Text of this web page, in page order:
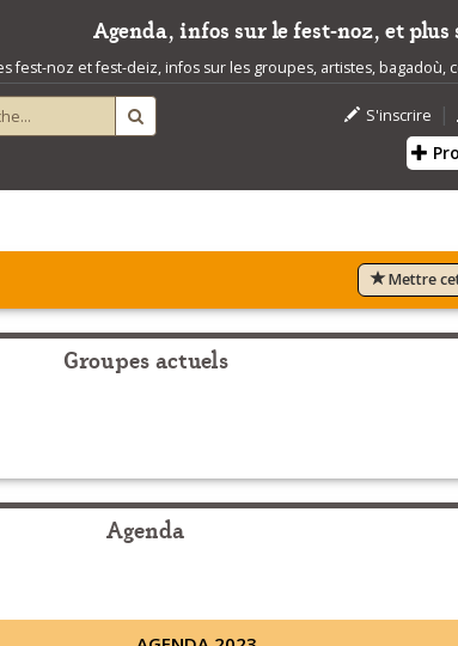
Agenda, infos sur le fest-noz, et
fest-noz et fest-deiz, infos sur les groupes, artistes, bagadoù,
S'inscrire |
Mettre
Groupes actuels
Agenda